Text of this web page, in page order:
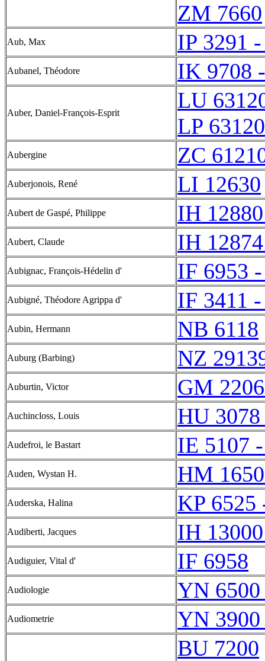
ZM 7660
Aub, Max IP 3291
Aubanel, Théodore IK 9708
Auber, Daniel-François-Esprit
LU
LP 63120
Aubergine ZC
Auberjonois, René LI 12630
Aubert de Gaspé, Philippe IH
Aubert, Claude IH
Aubignac, François-Hédelin d' IF 6953
Aubigné, Théodore Agrippa d' IF 3411
Aubin, Hermann NB 6118
Auburg (Barbing) NZ
Auburtin, Victor GM
Auchincloss, Louis HU
Audefroi, le Bastart IE 5107
Auden, Wystan H. HM
Auderska, Halina KP 6525
Audiberti, Jacques IH
Audiguier, Vital d' IF 6958
Audiologie YN
Audiometrie YN
BU 7200